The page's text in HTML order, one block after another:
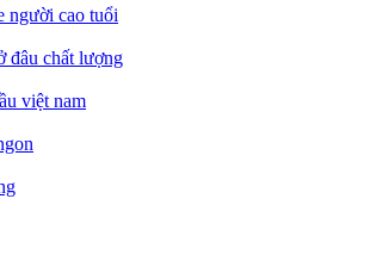
người cao tuổi
đâu chất lượng
việt nam